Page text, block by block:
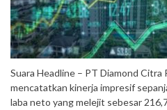
Suara Headline – PT Diamond
mencatatkan kinerja impresif
laba neto yang melejit sebesar